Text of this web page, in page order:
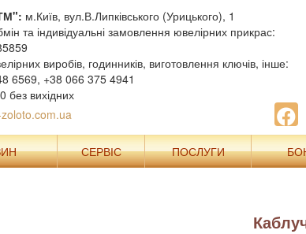
м.Київ, вул.В.Липківського (Урицького), 1
та індивідуальні замовлення ювелірних прикрас:
виробів, годинників, виготовлення ключів, інше:
6569, +38 066 375 4941
без вихідних
СЕРВІС ПОСЛУГИ